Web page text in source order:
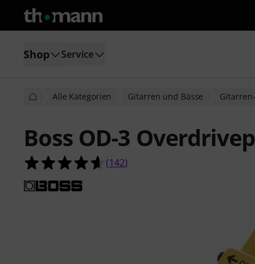
Shop Service
Alle Kategorien Gitarren und Bässe
Boss OD-3
4.6 von 5 Sternen aus 142
(142)